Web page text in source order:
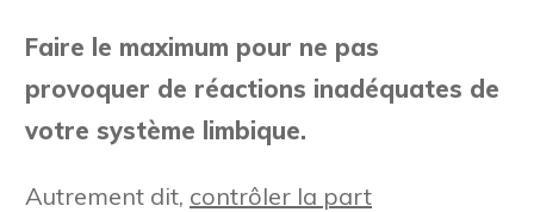
Faire le maximum pour ne pas
provoquer de réactions inadéquates de
votre système limbique.
Autrement dit, contrôler la part